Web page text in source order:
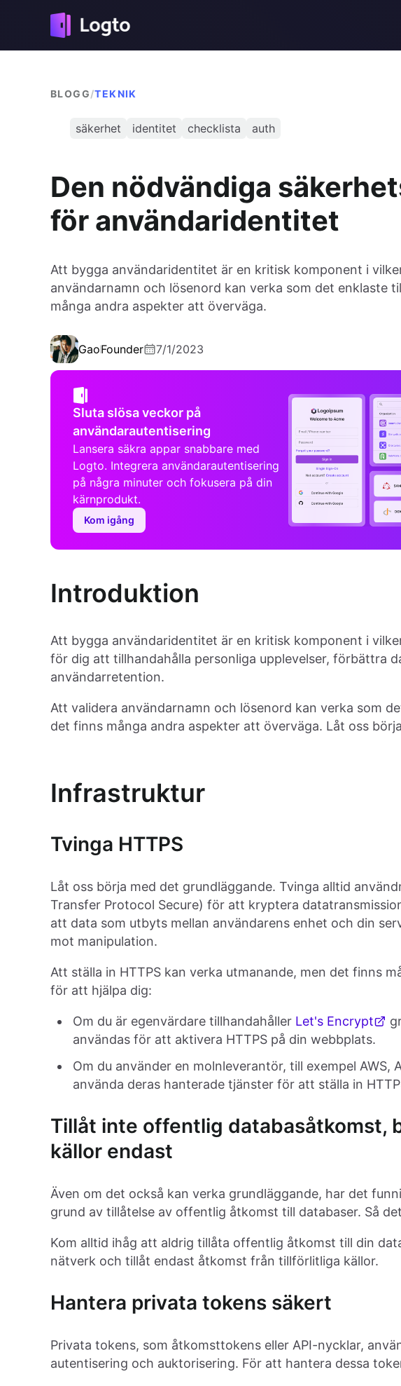
BLOGG/TEKNIK
säkerhet identitet checklista auth
Den nödvändiga
för användaridentitet
Att bygga användaridentitet är en kritisk komponent i
användarnamn och lösenord kan verka som det enklaste
många andra aspekter att överväga.
GaoFounder 7/1/2023
Sluta slösa veckor på
användarautentisering
Lansera säkra appar snabbare med
Logto. Integrera användarautentisering
på några minuter och fokusera på din
kärnprodukt.
Kom igång
Introduktion
Att bygga användaridentitet är en kritisk komponent i
för dig att tillhandahålla personliga upplevelser, förbättra
användarretention.
Att validera användarnamn och lösenord kan verka som
det finns många andra aspekter att överväga. Låt oss
Infrastruktur
Tvinga HTTPS
Låt oss börja med det grundläggande. Tvinga alltid
Transfer Protocol Secure) för att kryptera
att data som utbyts mellan användarens enhet och din
mot manipulation.
Att ställa in HTTPS kan verka utmanande, men det finns
för att hjälpa dig:
Om du är egenvärdare tillhandahåller Let's Encrypt
användas för att aktivera HTTPS på din webbplats.
Om du använder en molnleverantör, till exempel AWS,
använda deras hanterade tjänster för att ställa in
Tillåt inte offentlig databasåtkomst,
källor endast
Även om det också kan verka grundläggande, har det
grund av tillåtelse av offentlig åtkomst till databaser. Så
Kom alltid ihåg att aldrig tillåta offentlig åtkomst till din
nätverk och tillåt endast åtkomst från tillförlitliga källor.
Hantera privata tokens säkert
Privata tokens, som åtkomsttokens eller API-nycklar,
autentisering och auktorisering. För att hantera dessa